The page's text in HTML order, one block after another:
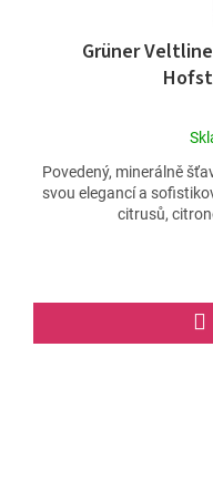
Grüner
Povedený, minerálně
svou elegancí a
citrusů,